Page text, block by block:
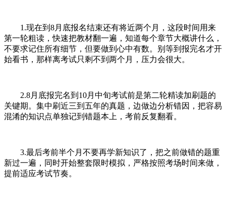
1.现在到8月底报名结束还有将近两个月，这段时间用来
第一轮粗读，快速把教材翻一遍，知道每个章节大概讲什么，
不要求记住所有细节，但要做到心中有数。别等到报完名才开
始看书，那样离考试只剩不到两个月，压力会很大。
2.8月底报完名到10月中旬考试前是第二轮精读加刷题的
关键期。集中刷近三到五年的真题，边做边分析错因，把容易
混淆的知识点单独记到错题本上，考前反复翻看。
3.最后考前半个月不要再学新知识了，把之前做错的题重
新过一遍，同时开始整套限时模拟，严格按照考场时间来做，
提前适应考试节奏。